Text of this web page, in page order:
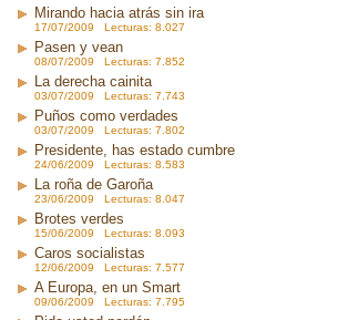
Mirando hacia atrás sin ira
17/07/2009 Lecturas: 8.027
Pasen y vean
08/07/2009 Lecturas: 7.852
La derecha cainita
03/07/2009 Lecturas: 7.743
Puños como verdades
03/07/2009 Lecturas: 7.802
Presidente, has estado cumbre
24/06/2009 Lecturas: 8.583
La roña de Garoña
23/06/2009 Lecturas: 8.047
Brotes verdes
15/06/2009 Lecturas: 8.093
Caros socialistas
12/06/2009 Lecturas: 7.577
A Europa, en un Smart
09/06/2009 Lecturas: 7.795